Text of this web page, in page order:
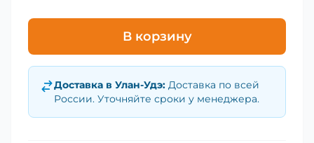
В корзину
Доставка в Улан-Удэ: Доставка по всей
России. Уточняйте сроки у менеджера.